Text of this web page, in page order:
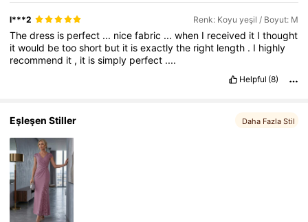
l***2 Renk: Koyu yeşil / Boyut: M
Thedress is perfect ... nicefabric ...when I received it Ithought
itwould betooshort but it isexactlythe right length . I highly
recommend it , it issimply perfect ....
Helpful (8)
Eşleşen Stiller Daha Fazla Stil